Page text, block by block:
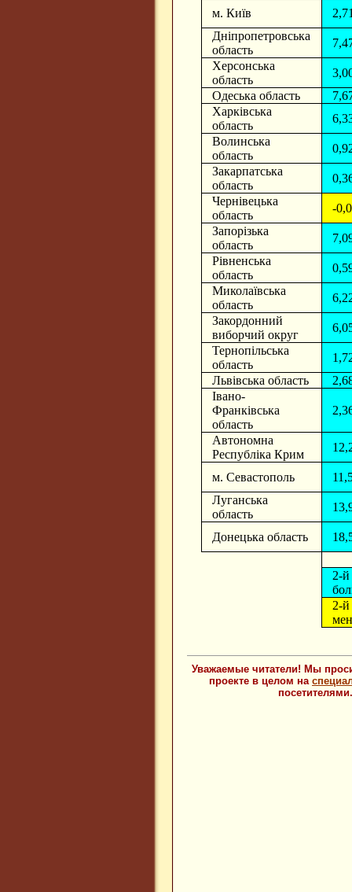
м. Київ
Дніпропетровська
область
Херсонська
область
Одеська область
Харківська
область
Волинська
область
Закарпатська
область
Чернівецька
область
-
Запорізька
область
Рівненська
область
Миколаївська
область
Закордонний
виборчий округ
Тернопільська
область
Львівська область
Івано-
Франківська
область
Автономна
Республіка Крим
м. Севастополь
Луганська
область
Донецька область
2-
2-
Уважаемые читатели! Мы
проекте в целом на